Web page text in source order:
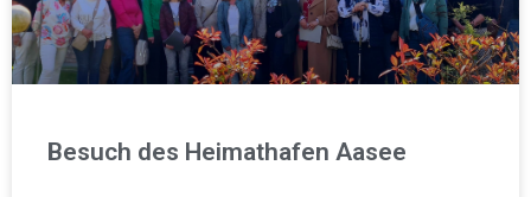
Besuch des Heimathafen Aasee